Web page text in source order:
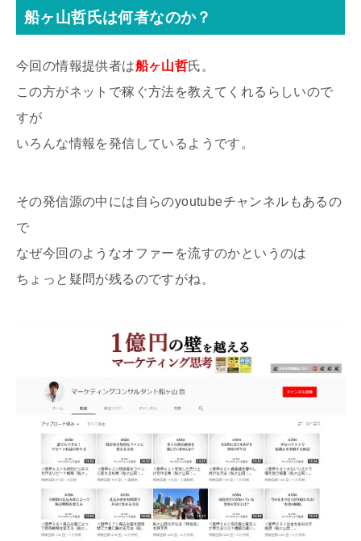
船ヶ山哲氏は何者なのか？
今回の情報提供者は船ヶ山哲氏。
この方がネットで稼ぐ方法を教えてくれるらしいので
すが
いろんな情報を発信しているようです。
その発信源の中には自らのyoutubeチャンネルもあるの
で
なぜ今回のようなオファーを流すのかというのは
ちょっと疑問が残るのですがね。